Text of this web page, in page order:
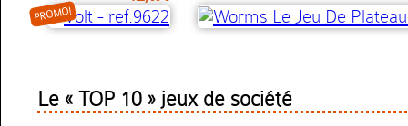
PROMO!
Le « TOP 10 » jeux de société